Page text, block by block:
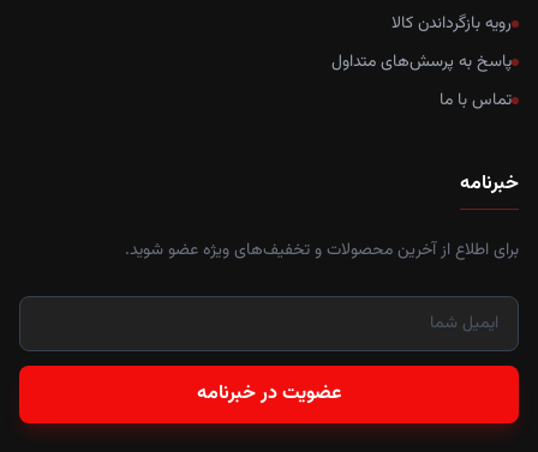
رویه بازگرداندن کالا
پاسخ به پرسش‌های متداول
تماس با ما
خبرنامه
برای اطلاع از آخرین محصولات و تخفیف‌های ویژه عضو شوید.
عضویت در خبرنامه